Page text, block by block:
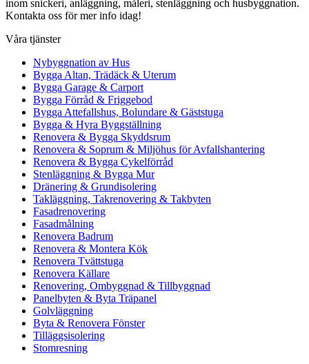
inom snickeri, anläggning, måleri, stenläggning och husbyggnation.
Kontakta oss för mer info idag!
Våra tjänster
Nybyggnation av Hus
Bygga Altan, Trädäck & Uterum
Bygga Garage & Carport
Bygga Förråd & Friggebod
Bygga Attefallshus, Bolundare & Gäststuga
Bygga & Hyra Byggställning
Renovera & Bygga Skyddsrum
Renovera & Soprum & Miljöhus för Avfallshantering
Renovera & Bygga Cykelförråd
Stenläggning & Bygga Mur
Dränering & Grundisolering
Takläggning, Takrenovering & Takbyten
Fasadrenovering
Fasadmålning
Renovera Badrum
Renovera & Montera Kök
Renovera Tvättstuga
Renovera Källare
Renovering, Ombyggnad & Tillbyggnad
Panelbyten & Byta Träpanel
Golvläggning
Byta & Renovera Fönster
Tilläggsisolering
Stomresning